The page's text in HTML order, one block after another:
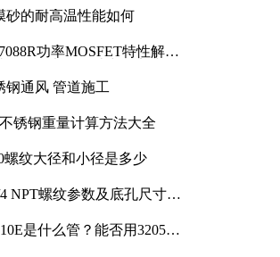
砂的耐高温性能如何
功率MOSFET特性解析
钢通风 管道施工
锈钢重量计算方法大全
螺纹大径和小径是多少
NPT螺纹参数及底孔尺寸详
是什么管？能否用3205或